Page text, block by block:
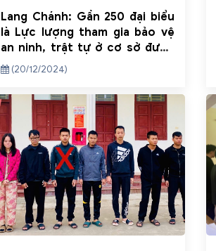
Lang Chánh: Gần 250 đại biểu
là Lực lượng tham gia bảo vệ
an ninh, trật tự ở cơ sở được
bồi dưỡng kiến thức chính trị,
(20/12/2024)